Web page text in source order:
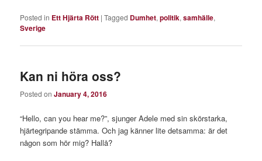
Posted in Ett Hjärta Rött |Tagged Dumhet,politik,samhälle,
Sverige
Kan ni höra oss?
Posted onJanuary 4, 2016
“Hello, can you hear me?”, sjunger Adele med sin skörstarka,
hjärtegripande stämma. Och jag känner lite detsamma: är det
någon som hör mig? Hallå?